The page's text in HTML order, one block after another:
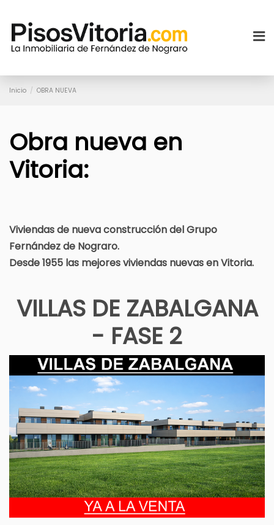
Inicio OBRA NUEVA
Obra nueva en
Vitoria:
Viviendas de nueva construcción del Grupo
Fernández de Nograro.
Desde 1955 las mejores viviendas nuevas en Vitoria.
VILLAS DE ZABALGANA
- FASE 2